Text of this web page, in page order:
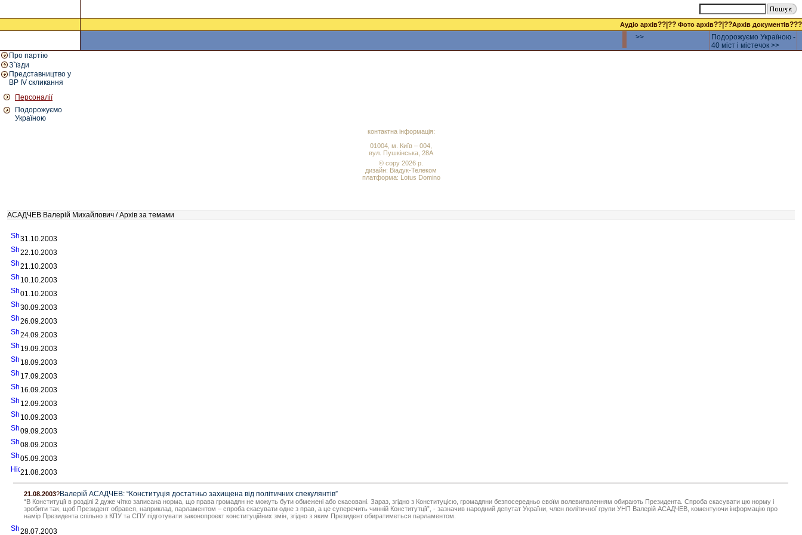
Аудіо архів??|?? Фото архів??|??Архів документів???
>>
Подорожуємо Україною -
40 міст і містечок >>
Про партію
З`їзди
Представництво у
ВР IV скликання
Персоналії
Подорожуємо
Україною
контактна інформація:
01004, м. Київ – 004,
вул. Пушкінська, 28А
© copy 2026 р.
дизайн: Віадук-Телеком
платформа: Lotus Domino
АСАДЧЕВ Валерій Михайлович / Архів за темами
31.10.2003
22.10.2003
21.10.2003
10.10.2003
01.10.2003
30.09.2003
26.09.2003
24.09.2003
19.09.2003
18.09.2003
17.09.2003
16.09.2003
12.09.2003
10.09.2003
09.09.2003
08.09.2003
05.09.2003
21.08.2003
21.08.2003?Валерій АСАДЧЕВ: “Конституція достатньо захищена від політичних спекулянтів”
“В Конституції в розділі 2 дуже чітко записана норма, що права громадян не можуть бути обмежені або скасовані. Зараз, згідно з Конституцією, громадяни безпосередньо своїм волевиявленням обирають Президента. Спроба скасувати цю норму і
зробити так, щоб Президент обрався, наприклад, парламентом – спроба скасувати одне з прав, а це суперечить чинній Конститутції”, - зазначив народний депутат України, член політичної групи УНП Валерій АСАДЧЕВ, коментуючи інформацію про
намір Президента спільно з КПУ та СПУ підготувати законопроект конституційних змін, згідно з яким Президент обиратиметься парламентом.
28.07.2003